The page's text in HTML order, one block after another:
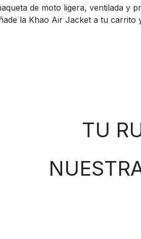
de moto ligera, ventilada
la Khao Air Jacket a tu
TU
NUESTRA